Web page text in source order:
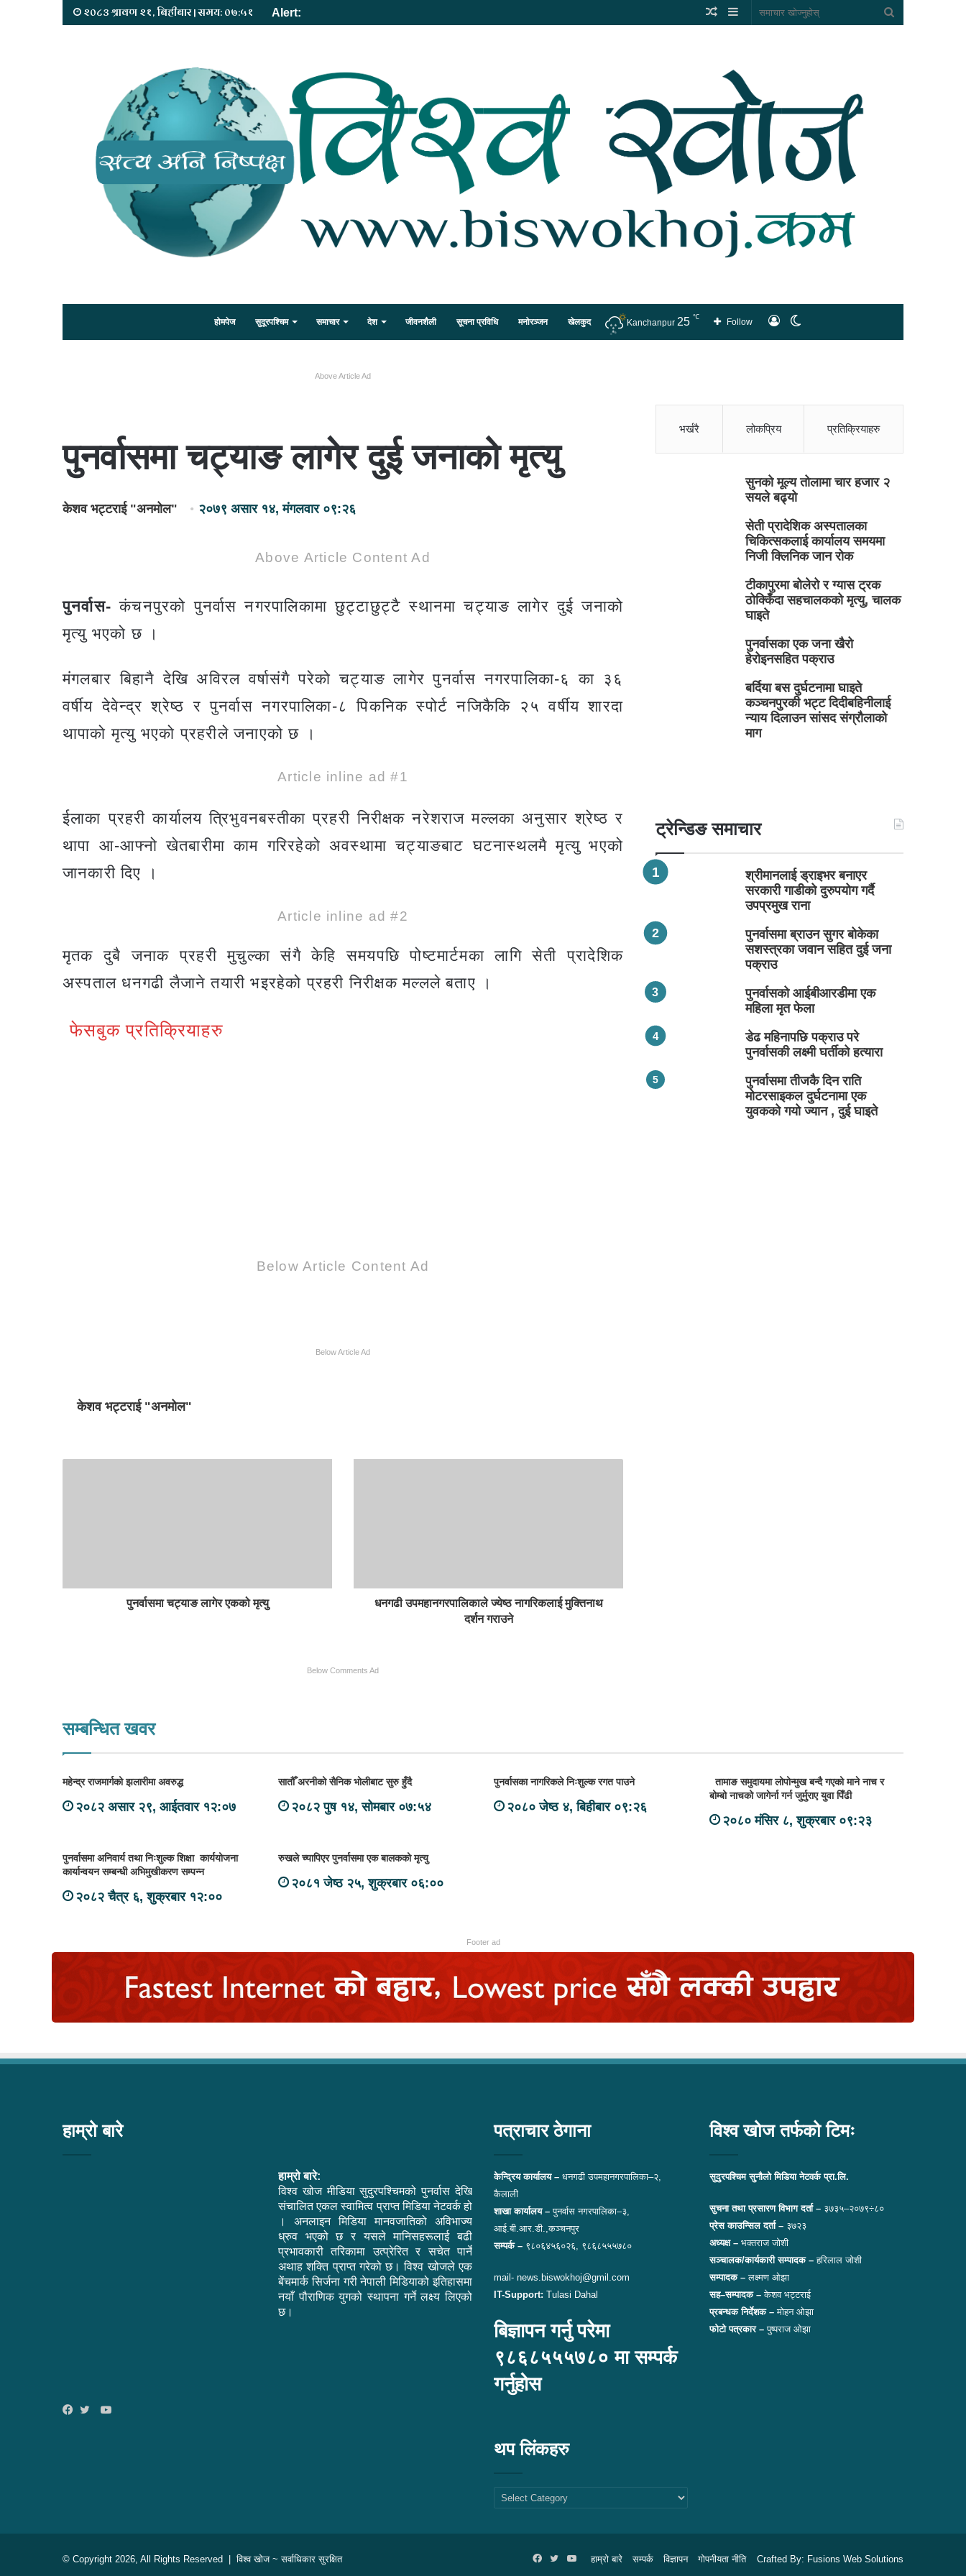
२०८३ श्रावण २१, बिहीबार | समय: ०७:५१ Alert: Sidebar
Random
होमपेज सुदूरपश्चिम समाचार देश जीवनशैली सूचना प्रविधि मनोरञ्जन खेलकुद लगइन
Follow
Kanchanpur 25 ℃
Above Article Ad
पुनर्वासमा चट्याङ लागेर दुई जनाको मृत्यु
केशव भट्टराई "अनमोल" २०७९ असार १४, मंगलवार ०९:२६
Above Article Content Ad
पुनर्वास- कंचनपुरको पुनर्वास नगरपालिकामा छुट्टाछुट्टै स्थानमा चट्याङ लागेर दुई जनाको
मृत्यु भएको छ ।
मंगलबार बिहानै देखि अविरल वर्षासंगै परेको चट्याङ लागेर पुनर्वास नगरपालिका-६ का ३६
वर्षीय देवेन्द्र श्रेष्ठ र पुनर्वास नगरपालिका-८ पिकनिक स्पोर्ट नजिकैकि २५ वर्षीय शारदा
थापाको मृत्यु भएको प्रहरीले जनाएको छ ।
Article inline ad #1
ईलाका प्रहरी कार्यालय त्रिभुवनबस्तीका प्रहरी निरीक्षक नरेशराज मल्लका अनुसार श्रेष्ठ र
थापा आ-आफ्नो खेतबारीमा काम गरिरहेको अवस्थामा चट्याङबाट घटनास्थलमै मृत्यु भएको
जानकारी दिए ।
Article inline ad #2
मृतक दुबै जनाक प्रहरी मुचुल्का संगै केहि समयपछि पोष्टमार्टमका लागि सेती प्रादेशिक
अस्पताल धनगढी लैजाने तयारी भइरहेको प्रहरी निरीक्षक मल्लले बताए ।
फेसबुक प्रतिक्रियाहरु
Below Article Content Ad
Below Article Ad
केशव भट्टराई "अनमोल"
पुनर्वासमा चट्याङ लागेर एकको मृत्यु
धनगढी उपमहानगरपालिकाले ज्येष्ठ नागरिकलाई मुक्तिनाथ
दर्शन गराउने
Below Comments Ad
भर्खरै लोकप्रिय प्रतिक्रियाहरु
सुनको मूल्य तोलामा चार हजार २
सयले बढ्यो
सेती प्रादेशिक अस्पतालका
चिकित्सकलाई कार्यालय समयमा
निजी क्लिनिक जान रोक
टीकापुरमा बोलेरो र ग्यास ट्रक
ठोक्किँदा सहचालकको मृत्यु, चालक
घाइते
पुनर्वासका एक जना खैरो
हेरोइनसहित पक्राउ
बर्दिया बस दुर्घटनामा घाइते
कञ्चनपुरकी भट्ट दिदीबहिनीलाई
न्याय दिलाउन सांसद संग्रौलाको
माग
ट्रेन्डिङ समाचार
श्रीमानलाई ड्राइभर बनाएर
सरकारी गाडीको दुरुपयोग गर्दै
उपप्रमुख राना
पुनर्वासमा ब्राउन सुगर बोकेका
सशस्त्रका जवान सहित दुई जना
पक्राउ
पुनर्वासको आईबीआरडीमा एक
महिला मृत फेला
डेढ महिनापछि पक्राउ परे
पुनर्वासकी लक्ष्मी घर्तीको हत्यारा
पुनर्वासमा तीजकै दिन राति
मोटरसाइकल दुर्घटनामा एक
युवकको गयो ज्यान , दुई घाइते
सम्बन्धित खवर
महेन्द्र राजमार्गको झलारीमा अवरुद्ध
२०८२ असार २९, आईतवार १२:०७
सातौँ अरनीको सैनिक भोलीबाट सुरु हुँदै
२०८२ पुष १४, सोमबार ०७:५४
पुनर्वासका नागरिकले निःशुल्क रगत पाउने
२०८० जेष्ठ ४, बिहीबार ०९:२६
तामाङ समुदायमा लोपोन्मुख बन्दै गएको माने नाच र
बोम्बो नाचको जागेर्ना गर्न जुर्मुराए युवा पिँढी
२०८० मंसिर ८, शुक्रबार ०९:२३
पुनर्वासमा अनिवार्य तथा निःशुल्क शिक्षा कार्ययोजना
कार्यान्वयन सम्बन्धी अभिमुखीकरण सम्पन्न
२०८२ चैत्र ६, शुक्रबार १२:००
रुखले च्यापिएर पुनर्वासमा एक बालकको मृत्यु
२०८१ जेष्ठ २५, शुक्रबार ०६:००
Footer ad
हाम्रो बारे
हाम्रो बारे:
विश्व खोज मीडिया सुदुरपश्चिमको पुनर्वास देखि
संचालित एकल स्वामित्व प्राप्त मिडिया नेटवर्क हो
। अनलाइन मिडिया मानवजातिको अविभाज्य
ध्रुव भएको छ र यसले मानिसहरूलाई बढी
प्रभावकारी तरिकामा उत्प्रेरित र सचेत पार्ने
अथाह शक्ति प्राप्त गरेको छ। विश्व खोजले एक
बेंचमार्क सिर्जना गरी नेपाली मिडियाको इतिहासमा
नयाँ पौराणिक युगको स्थापना गर्ने लक्ष्य लिएको
छ।
YouTube
पत्राचार ठेगाना
केन्द्रिय कार्यालय – धनगढी उपमहानगरपालिका–२,
कैलाली
शाखा कार्यालय –पुनर्वास नगरपालिका–३,
आई.बी.आर.डी.,कञ्चनपुर
सम्पर्क – ९८०६४५६०२६, ९८६८५५५७८०
mail- news.biswokhoj@gmil.com
IT-Support: Tulasi Dahal
बिज्ञापन गर्नु परेमा
९८६८५५५७८० मा सम्पर्क
गर्नुहोस
थप लिंकहरु
थप
लिंकहरु
विश्व खोज तर्फको टिमः
सुदुरपश्चिम सुनौलो मिडिया नेटवर्क प्रा.लि.
सुचना तथा प्रसारण विभाग दर्ता – ३७३५–२०७९÷८०
प्रेस काउन्सिल दर्ता – ३७२३
अध्यक्ष – भक्तराज जोशी
सञ्चालक/कार्यकारी सम्पादक – हरिलाल जोशी
सम्पादक – लक्ष्मण ओझा
सह–सम्पादक – केशव भट्टराई
प्रबन्धक निर्देशक – मोहन ओझा
फोटो पत्रकार – पुष्पराज ओझा
© Copyright 2026, All Rights Reserved |विश्व खोज~ सर्वाधिकार सुरक्षित Crafted By: Fusions Web Solutions
हाम्रो बारे सम्पर्क विज्ञापन गोपनीयता नीति
Facebook
TwitterYouTube